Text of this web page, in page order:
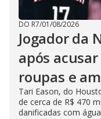
DO R7/01/08/2026
Jogador da
após
roupas e
Tari Eason, do
de cerca de R$ 470
danificadas com